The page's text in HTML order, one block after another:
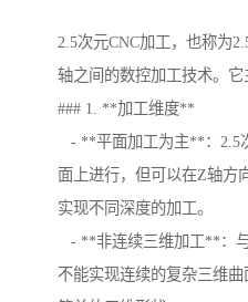
2.5次元CNC加工，也称为
轴之间的数控加工技术。它
### 1. **加工维度**
- **平面加工为主**：2.5
面上进行，但可以在Z轴方
实现不同深度的加工。
- **非连续三维加工**：
不能实现连续的复杂三维